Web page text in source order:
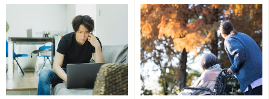
「年金は月50万円以上あり生活には十分」
現在の年金額について満足しているか、の問いに「満足
している」と回答した今回の投稿者。